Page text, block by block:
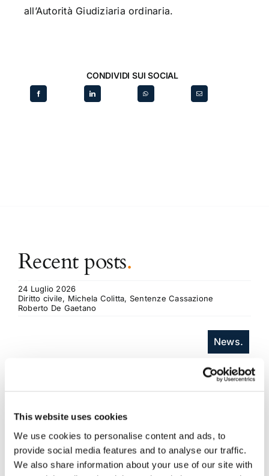
This website uses cookies
We use cookies to personalise content and ads, to
provide social media features and to analyse our traffic.
We also share information about your use of our site with
all’Autorità Giudiziaria ordinaria.
CONDIVIDI SUI SOCIAL
Recent posts.
24 Luglio 2026
Diritto civile, Michela Colitta, Sentenze Cassazione
Roberto De Gaetano
News.